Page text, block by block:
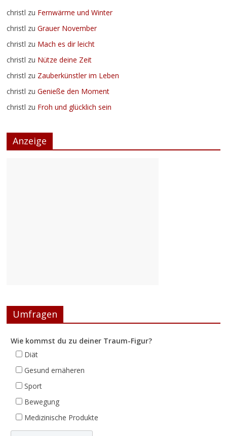
christl zu Fernwärme und Winter
christl zuGrauer November
christl zu Mach es dir leicht
christl zu Nütze deine Zeit
christl zu Zauberkünstler im Leben
christl zuGenieße den Moment
christl zu Froh und glücklich sein
Anzeige
Umfragen
Wie kommst du zu deiner Traum-Figur?
Diät
Gesund ernäheren
Sport
Bewegung
Medizinische Produkte